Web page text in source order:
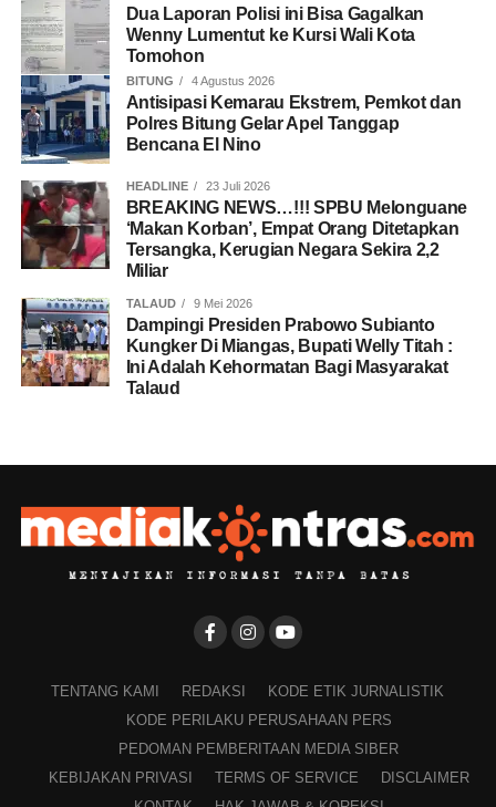
Dua Laporan Polisi ini Bisa Gagalkan
Wenny Lumentut ke Kursi Wali Kota
Tomohon
BITUNG 4 Agustus 2026
Antisipasi Kemarau Ekstrem, Pemkot dan
Polres Bitung Gelar Apel Tanggap
Bencana El Nino
HEADLINE 23 Juli 2026
BREAKING NEWS…!!! SPBU Melonguane
‘Makan Korban’, Empat Orang Ditetapkan
Tersangka, Kerugian Negara Sekira 2,2
Miliar
TALAUD 9 Mei 2026
Dampingi Presiden Prabowo Subianto
Kungker Di Miangas, Bupati Welly Titah :
Ini Adalah Kehormatan Bagi Masyarakat
Talaud
TENTANG KAMI REDAKSI
KODE ETIK JURNALISTIK
KODE PERILAKU PERUSAHAAN PERS
PEDOMAN PEMBERITAAN MEDIA SIBER
KEBIJAKAN PRIVASI
TERMS OF SERVICE
DISCLAIMER